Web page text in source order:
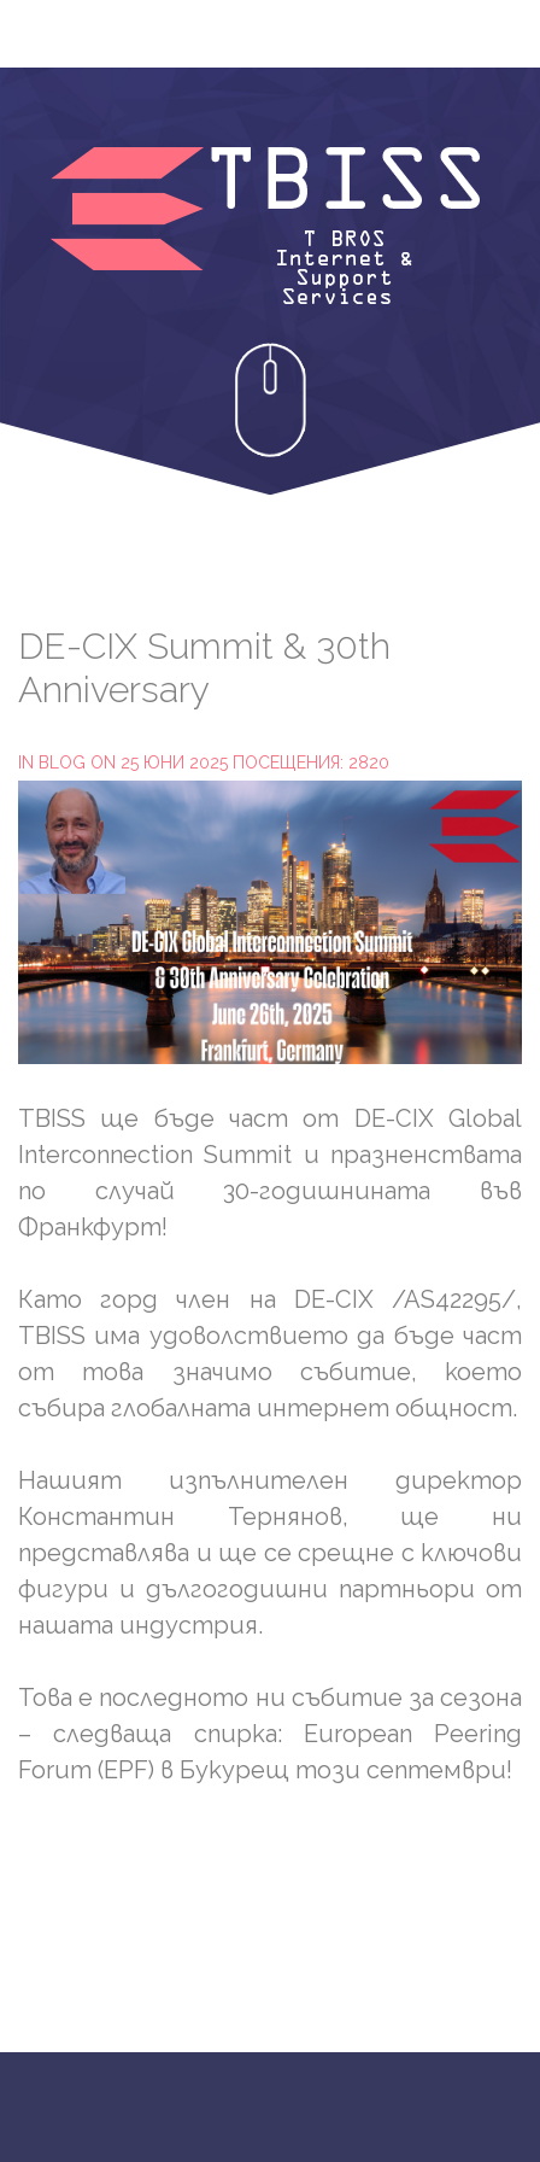
DE-CIX Summit & 30th
Anniversary
IN BLOG ON 25 ЮНИ 2025 ПОСЕЩЕНИЯ: 2820
TBISS ще бъде част от DE-CIX Global
Interconnection Summit и празненствата
по случай 30-годишнината във
Франкфурт!
Като горд член на DE-CIX /AS42295/,
TBISS има удоволствието да бъде част
от това значимо събитие, което
събира глобалната интернет общност.
Нашият изпълнителен директор
Константин Тернянов, ще ни
представлява и ще се срещне с ключови
фигури и дългогодишни партньори от
нашата индустрия.
Това е последното ни събитие за сезона
– следваща спирка: European Peering
Forum (EPF) в Букурещ този септември!